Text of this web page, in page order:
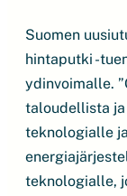
Suomen
hintaputki -
ydinvoimalle.
taloudellista
teknologialle
teknologialle,